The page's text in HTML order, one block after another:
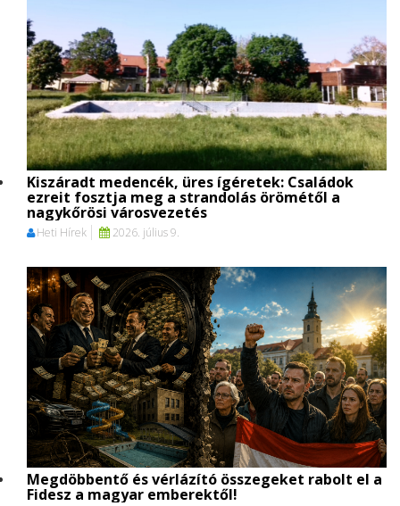
Kiszáradt medencék, üres ígéretek: Családok
ezreit fosztja meg a strandolás örömétől a
nagykőrösi városvezetés
Heti Hírek 2026. július 9.
Megdöbbentő és vérlázító összegeket rabolt el a
Fidesz a magyar emberektől!